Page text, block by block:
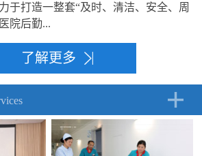
于打造一整套“及时、清洁、安全、周
院后勤...
了解更多